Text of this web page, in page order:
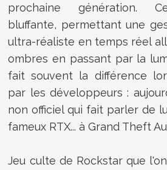
prochaine génération.
bluffante, permettant une
ultra-réaliste en temps réel
ombres en passant par la
fait souvent la différence
par les développeurs :
non officiel qui fait parler de
fameux RTX... à Grand Theft
Jeu culte de Rockstar que